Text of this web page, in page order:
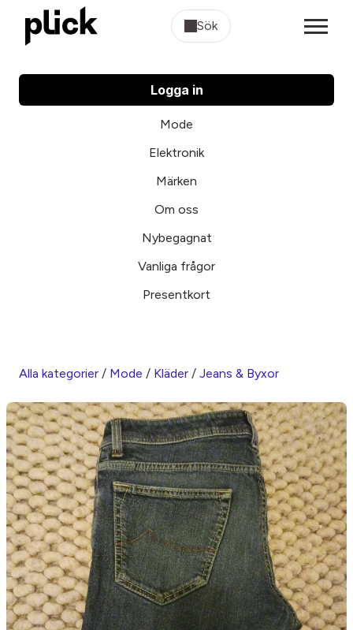
Sök
Logga in
Mode
Elektronik
Märken
Om oss
Nybegagnat
Vanliga frågor
Presentkort
Alla kategorier / Mode / Kläder / Jeans & Byxor